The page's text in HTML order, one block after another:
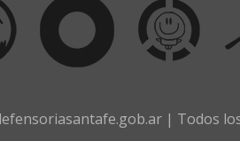
| Todos